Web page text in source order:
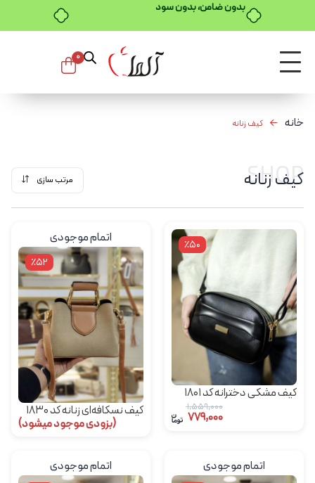
بدون ضامن، بدون سود
0
خانه کیف زنانه
کیف زنانه
SHOP مرتب سازی
٪50
کیف مشکی دخترانه کد 1801
1,559,000
779,000
اتمام موجودی
٪52
کیف نسکافه‌ای زنانه کد 1830
(بزودی موجود میشود)
اتمام موجودی اتمام موجودی